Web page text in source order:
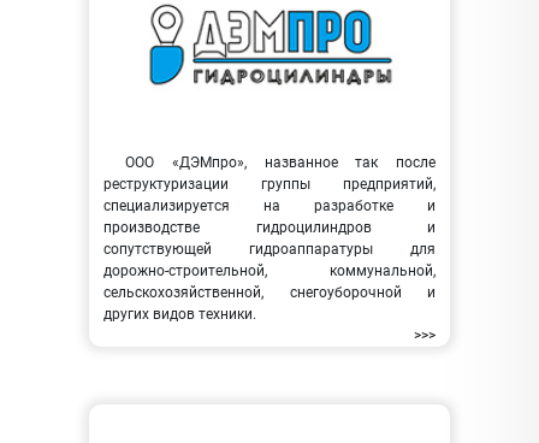
ООО «ДЭМпро», названное так после
реструктуризации группы предприятий,
специализируется на разработке и
производстве гидроцилиндров и
сопутствующей гидроаппаратуры для
дорожно-строительной, коммунальной,
сельскохозяйственной, снегоуборочной и
других видов техники.
>>>